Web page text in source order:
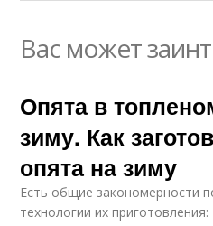
Вас может
Опята в
зиму. Как
опята на зиму
Есть общие закономерности
технологии их приготовления: